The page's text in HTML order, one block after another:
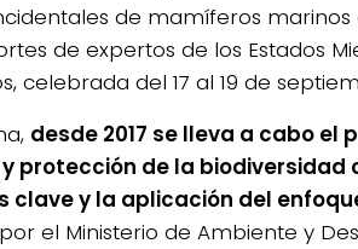
de mamíferos
de expertos de los Estados
celebrada del 17 al 19 de
desde 2017 se lleva a cabo
protección de la
clave y la aplicación del
el Ministerio de Ambiente y